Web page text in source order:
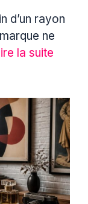
d’un rayon
ne
la suite